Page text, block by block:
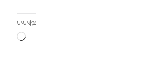
いいね:
読